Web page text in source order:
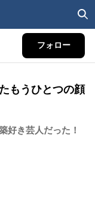
フォロー
もうひとつの顔
好き芸人だった！